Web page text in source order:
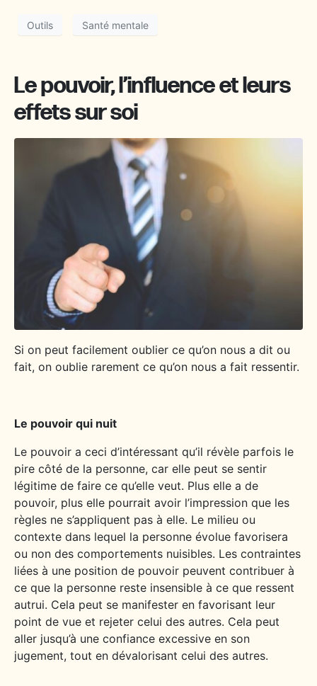
Outils Santé mentale
Le pouvoir, l’influence et leurs
effets sur soi
Si on peut facilement oublier ce qu’on nous a dit ou
fait, on oublie rarement ce qu’on nous a fait ressentir.
Le pouvoir qui nuit
Le pouvoir a ceci d’intéressant qu’il révèle parfois le
pire côté de la personne, car elle peut se sentir
légitime de faire ce qu’elle veut. Plus elle a de
pouvoir, plus elle pourrait avoir l’impression que les
règles ne s’appliquent pas à elle. Le milieu ou
contexte dans lequel la personne évolue favorisera
ou non des comportements nuisibles. Les contraintes
liées à une position de pouvoir peuvent contribuer à
ce que la personne reste insensible à ce que ressent
autrui. Cela peut se manifester en favorisant leur
point de vue et rejeter celui des autres. Cela peut
aller jusqu’à une confiance excessive en son
jugement, tout en dévalorisant celui des autres.